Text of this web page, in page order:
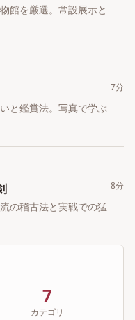
館を厳選。常設展示と
と鑑賞法。写真で学ぶ
7分
の稽古法と実戦での猛
8分
7
カテゴリ